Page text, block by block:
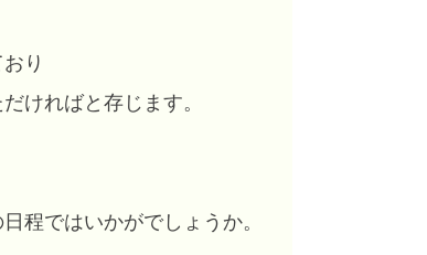
り
ければと存じます。
程ではいかがでしょうか。